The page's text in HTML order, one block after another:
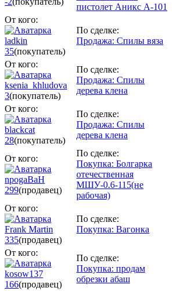
пистолет Аникс A-101
От кого:
ladkin
35(покупатель)
По сделке:
Продажа: Спилы вяза
От кого:
ksenia_khludova
3(покупатель)
По сделке:
Продажа: Спилы
дерева клена
От кого:
blackcat
28(покупатель)
По сделке:
Продажа: Спилы
дерева клена
От кого:
npogaBaH
299(продавец)
По сделке:
Покупка: Болгарка
отечественная
МШУ-0.6-115(не
рабочая)
От кого:
Frank Martin
335(продавец)
По сделке:
Покупка: Вагонка
От кого:
kosow137
166(продавец)
По сделке:
Покупка: продам
обрезки абаш